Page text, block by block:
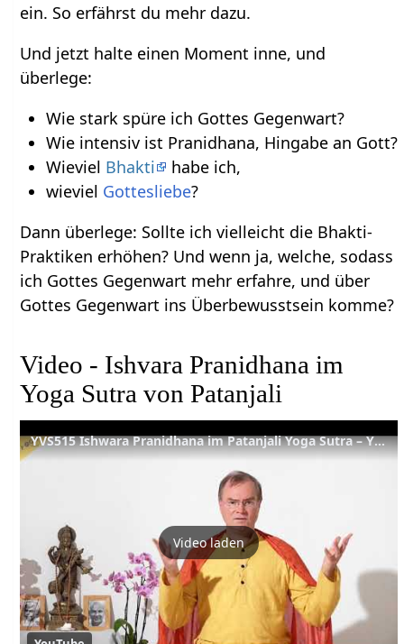
ein. So erfährst du mehr dazu.
Und jetzt halte einen Moment inne, und
überlege:
Wie stark spüre ich Gottes Gegenwart?
Wie intensiv ist Pranidhana, Hingabe an Gott?
Wieviel Bhakti
habe ich,
wieviel Gottesliebe?
Dann überlege: Sollte ich vielleicht die Bhakti-
Praktiken erhöhen? Und wenn ja, welche, sodass
ich Gottes Gegenwart mehr erfahre, und über
Gottes Gegenwart ins Überbewusstsein komme?
Video - Ishvara Pranidhana im
Yoga Sutra von Patanjali
YVS515 Ishwara Pranidhana im Patanjali Yoga Sutra – YVS515 – Kap 2, Vers 45
Video laden